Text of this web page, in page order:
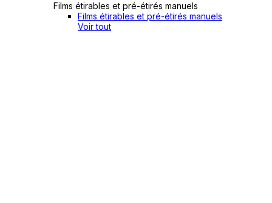
Films étirables et pré-étirés manuels
Films étirables et pré-étirés manuels
Voir tout